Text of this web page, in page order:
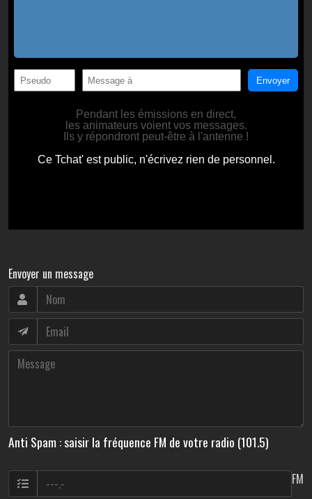
Envoyer un message
Anti Spam : saisir la fréquence FM de votre radio (101.5)
FM